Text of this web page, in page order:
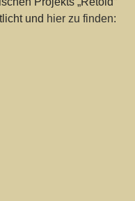
und hier zu finden: